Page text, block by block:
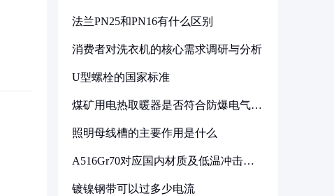
法兰PN25和PN16有什么区别
消费者对洗衣机的核心需求调研与分析
U型螺栓的国家标准
煤矿用电热取暖器是否符合防爆电气设
照明母线槽的主要作用是什么
A516Gr70对应国内材质及低温冲击要
镀镍钢带可以过多少电流